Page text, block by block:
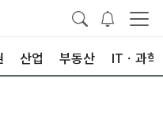
산업 부동산 ITㆍ과학